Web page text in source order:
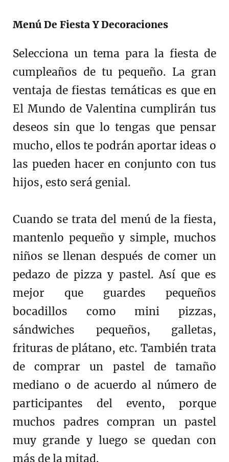
Menú De Fiesta Y Decoraciones
Selecciona un tema para la fiesta de
cumpleaños de tu pequeño. La gran
ventaja de fiestas temáticas es que en
El Mundo de Valentina cumplirán tus
deseos sin que lo tengas que pensar
mucho, ellos te podrán aportar ideas o
las pueden hacer en conjunto con tus
hijos, esto será genial.
Cuando se trata del menú de la fiesta,
mantenlo pequeño y simple, muchos
niños se llenan después de comer un
pedazo de pizza y pastel. Así que es
mejor que guardes pequeños
bocadillos como mini pizzas,
sándwiches pequeños, galletas,
frituras de plátano, etc. También trata
de comprar un pastel de tamaño
mediano o de acuerdo al número de
participantes del evento, porque
muchos padres compran un pastel
muy grande y luego se quedan con
más de la mitad.